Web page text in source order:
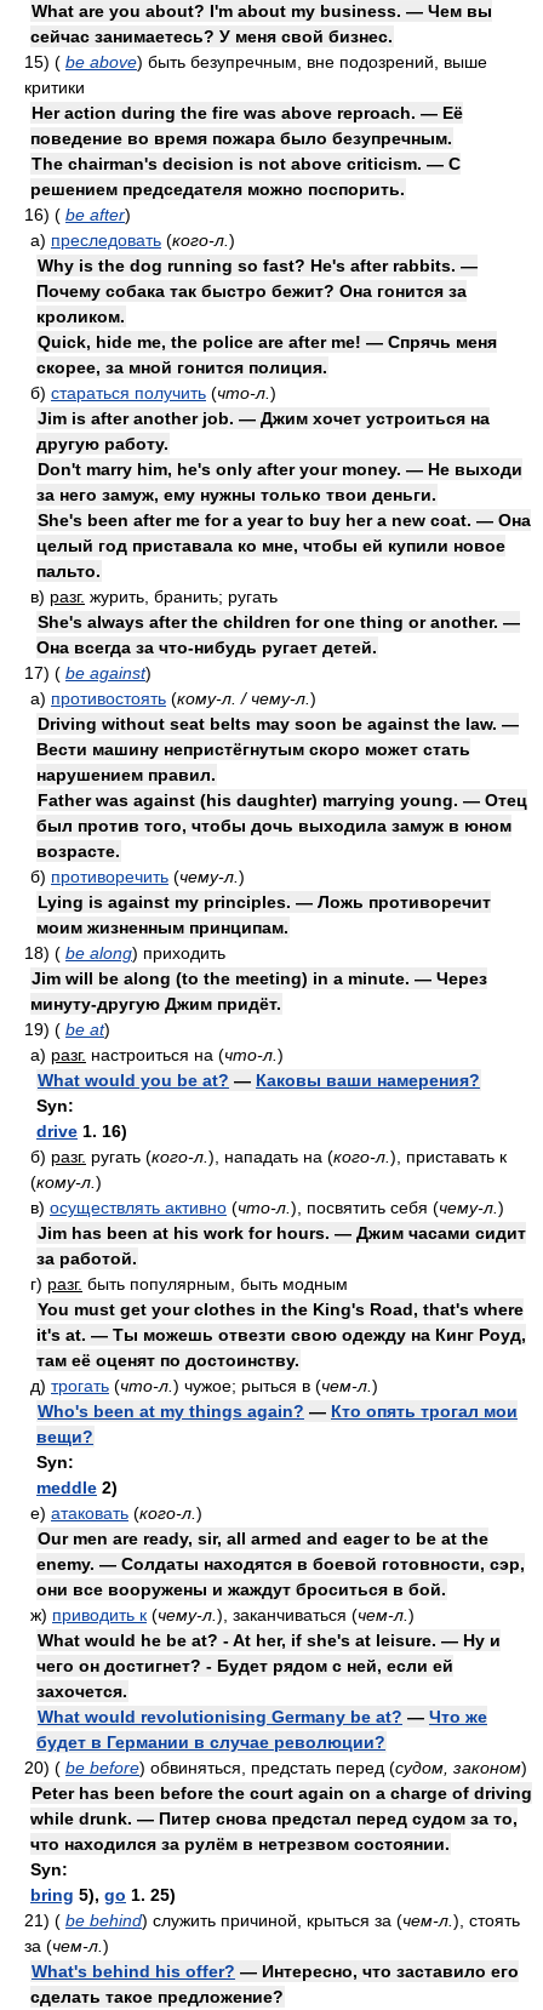
What are you about? I'm about my business. — Чем вы
сейчас занимаетесь? У меня свой бизнес.
15) ( be above) быть безупречным, вне подозрений, выше
критики
Her action during the fire was above reproach. — Её
поведение во время пожара было безупречным.
The chairman's decision is not above criticism. — С
решением председателя можно поспорить.
16) ( be after)
а) преследовать (кого-л. )
Why is the dog running so fast? He's after rabbits. —
Почему собака так быстро бежит? Она гонится за
кроликом.
Quick, hide me, the police are after me! — Спрячь меня
скорее, за мной гонится полиция.
б) стараться получить (что-л. )
Jim is after another job. — Джим хочет устроиться на
другую работу.
Don't marry him, he's only after your money. — Не выходи
за него замуж, ему нужны только твои деньги.
She's been after me for a year to buy her a new coat. — Она
целый год приставала ко мне, чтобы ей купили новое
пальто.
в) разг. журить, бранить; ругать
She's always after the children for one thing or another. —
Она всегда за что-нибудь ругает детей.
17) ( be against)
а) противостоять (кому-л. / чему-л. )
Driving without seat belts may soon be against the law. —
Вести машину непристёгнутым скоро может стать
нарушением правил.
Father was against (his daughter) marrying young. — Отец
был против того, чтобы дочь выходила замуж в юном
возрасте.
б) противоречить (чему-л. )
Lying is against my principles. — Ложь противоречит
моим жизненным принципам.
18) ( be along) приходить
Jim will be along (to the meeting) in a minute. — Через
минуту-другую Джим придёт.
19) ( be at)
а) разг. настроиться на (что-л. )
What would you be at? — Каковы ваши намерения?
Syn:
drive 1. 16)
б) разг. ругать (кого-л. ) , нападать на (кого-л. ) , приставать к
(кому-л. )
в) осуществлять активно (что-л. ) , посвятить себя (чему-л. )
Jim has been at his work for hours. — Джим часами сидит
за работой.
г) разг. быть популярным, быть модным
You must get your clothes in the King's Road, that's where
it's at. — Ты можешь отвезти свою одежду на Кинг Роуд,
там её оценят по достоинству.
д) трогать (что-л. ) чужое; рыться в (чем-л. )
Who's been at my things again? — Кто опять трогал мои
вещи?
Syn:
meddle 2)
е) атаковать (кого-л. )
Our men are ready, sir, all armed and eager to be at the
enemy. — Солдаты находятся в боевой готовности, сэр,
они все вооружены и жаждут броситься в бой.
ж) приводить к (чему-л. ) , заканчиваться (чем-л. )
What would he be at? - At her, if she's at leisure. — Ну и
чего он достигнет? - Будет рядом с ней, если ей
захочется.
What would revolutionising Germany be at? — Что же
будет в Германии в случае революции?
20) ( be before) обвиняться, предстать перед (судом, законом)
Peter has been before the court again on a charge of driving
while drunk. — Питер снова предстал перед судом за то,
что находился за рулём в нетрезвом состоянии.
Syn:
bring 5), go 1. 25)
21) ( be behind) служить причиной, крыться за (чем-л. ) , стоять
за (чем-л. )
What's behind his offer? — Интересно, что заставило его
сделать такое предложение?